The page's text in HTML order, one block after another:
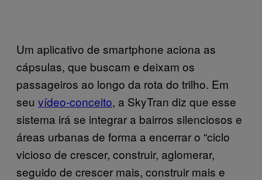
Um aplicativo de smartphone aciona as
cápsulas, que buscam e deixam os
passageiros ao longo da rota do trilho. Em
seu vídeo-conceito, a SkyTran diz que esse
sistema irá se integrar a bairros silenciosos e
áreas urbanas de forma a encerrar o “ciclo
vicioso de crescer, construir, aglomerar,
seguido de crescer mais, construir mais e